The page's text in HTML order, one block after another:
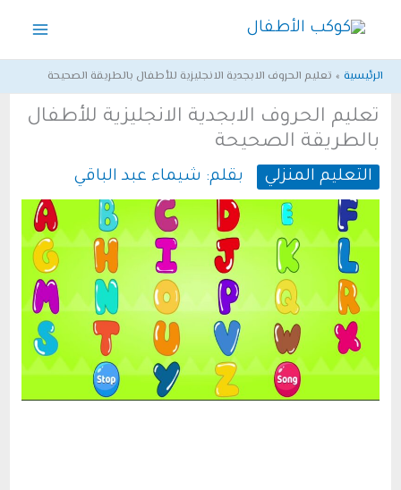
المحتوى
الرئيسية تعليم الحروف الابجدية الانجليزية للأطفال بالطريقة الصحيحة
تعليم الحروف الابجدية الانجليزية للأطفال
بالطريقة الصحيحة
التعليم المنزلي بقلم: شيماء عبد الباقي